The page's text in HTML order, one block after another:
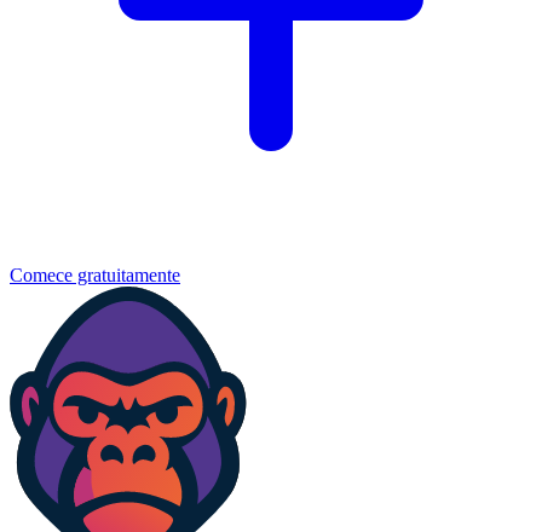
Comece gratuitamente